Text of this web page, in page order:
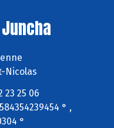
Nicolas
23 25 06
° ,
°